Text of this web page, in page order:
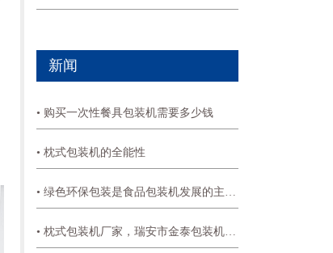
新闻
• 购买一次性餐具包装机需要多少钱
• 枕式包装机的全能性